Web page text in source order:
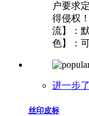
户要求
得侵权
流】：
色】：
进一步
丝印皮标